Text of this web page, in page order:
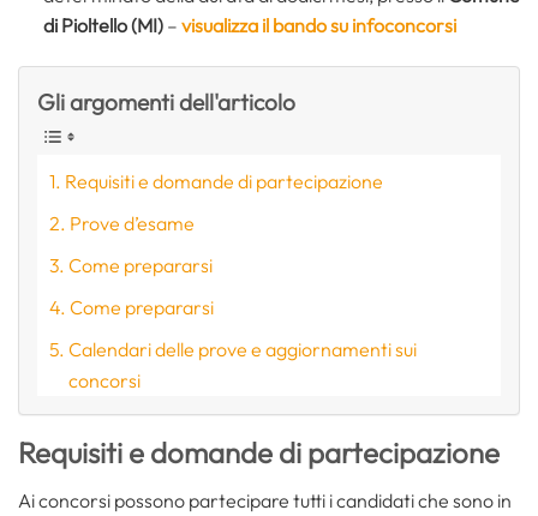
di Pioltello(MI)– visualizza il bando su infoconcorsi
Gli argomenti dell'articolo
Requisiti e domande di partecipazione
Prove d’esame
Come prepararsi
Come prepararsi
Calendari delle prove e aggiornamenti sui
concorsi
Requisiti e domande di partecipazione
Ai concorsi possono partecipare tutti i candidati che sono in